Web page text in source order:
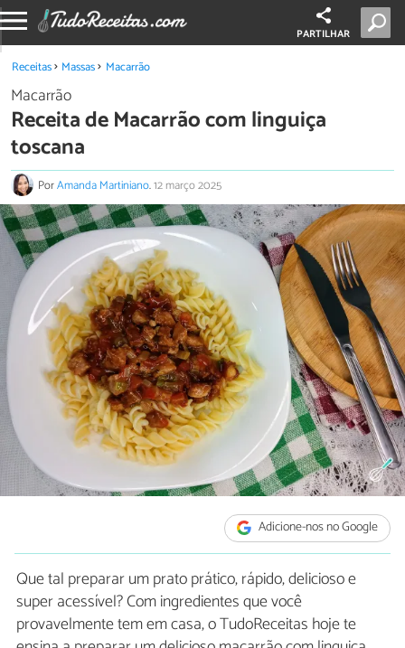
PARTILHAR
Receitas Massas Macarrão
Macarrão
Receita de Macarrão com linguiça
toscana
PorAmanda Martiniano.12 março 2025
Adicione-nos no Google
Que tal preparar um prato prático, rápido, delicioso e
super acessível? Com ingredientes que você
provavelmente tem em casa, o TudoReceitas hoje te